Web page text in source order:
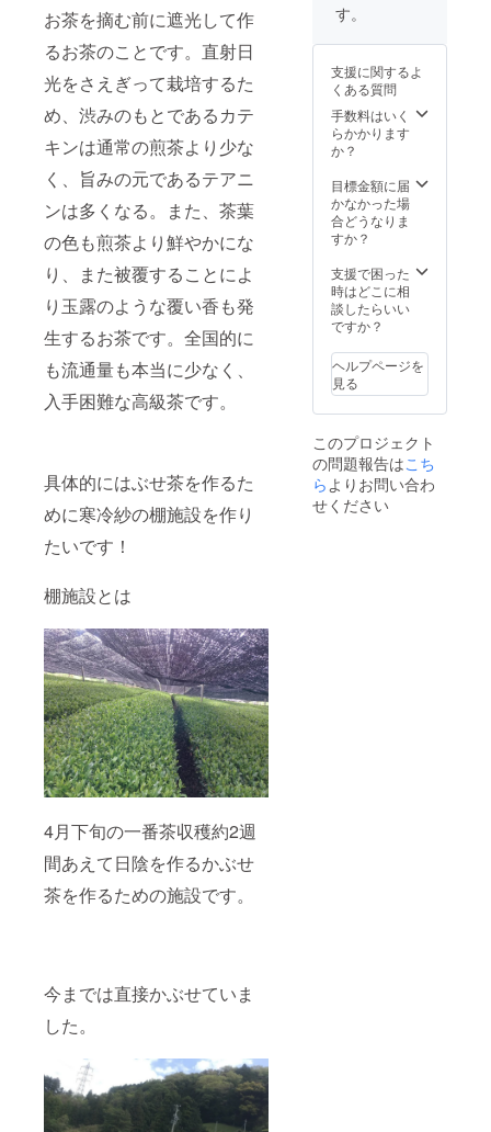
お茶を摘む前に遮光して作
るお茶のことです。直射日
光をさえぎって栽培するた
め、渋みのもとであるカテ
キンは通常の煎茶より少な
く、旨みの元であるテアニ
ンは多くなる。また、茶葉
の色も煎茶より鮮やかにな
り、また被覆することによ
り玉露のような覆い香も発
生するお茶です。全国的に
も流通量も本当に少なく、
入手困難な高級茶です。
具体的にはぶせ茶を作るた
めに寒冷紗の棚施設を作り
たいです！
棚施設とは
4月下旬の一番茶収穫約2週
間あえて日陰を作るかぶせ
茶を作るための施設です。
今までは直接かぶせていま
した。
て頂き
＊フィ
ルター
インボ
トル の
色は緑
ます。
す。
支援に関するよ
くある質問
手数料はいく
らかかります
か？
目標金額に届
かなかった場
合どうなりま
すか？
支援で困った
時はどこに相
談したらいい
ですか？
ヘルプページを
見る
このプロジェクト
の問題報告はこち
ら よりお問い合わ
せください